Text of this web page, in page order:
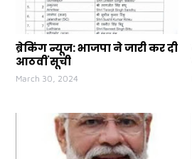
ब्रेकिंग न्यूज: भाजपा ने जारी कर दी
आठवीं सूची
March 30, 2024